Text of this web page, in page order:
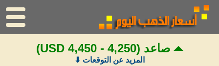
الرئيسية صاعد (4,250 - 4,450 USD)
المزيد عن التوقعات ⬇